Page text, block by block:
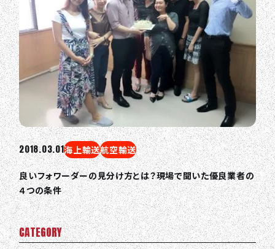
2018.03.01海上輸送航空輸送
良いフォワーダーの見分け方とは？現場で聞いた優良業者の
４つの条件
CATEGORY